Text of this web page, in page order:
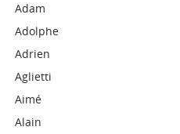
Adam
Adolphe
Adrien
Aglietti
Aimé
Alain